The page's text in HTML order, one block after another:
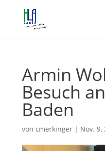
Armin
Besuch
Baden
von cmerkinger| Nov. 9,